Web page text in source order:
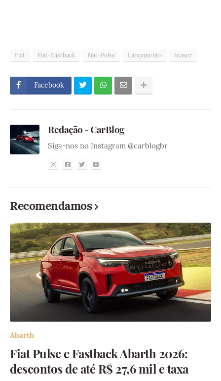
Fiat Fiat-Fastback Fiat-Pulse Lançamento teaser
Facebook
Redação - CarBlog
Siga-nos no Instagram @carblogbr
Recomendamos
Abarth
Fiat Pulse e Fastback Abarth 2026:
descontos de até R$ 27,6 mil e taxa